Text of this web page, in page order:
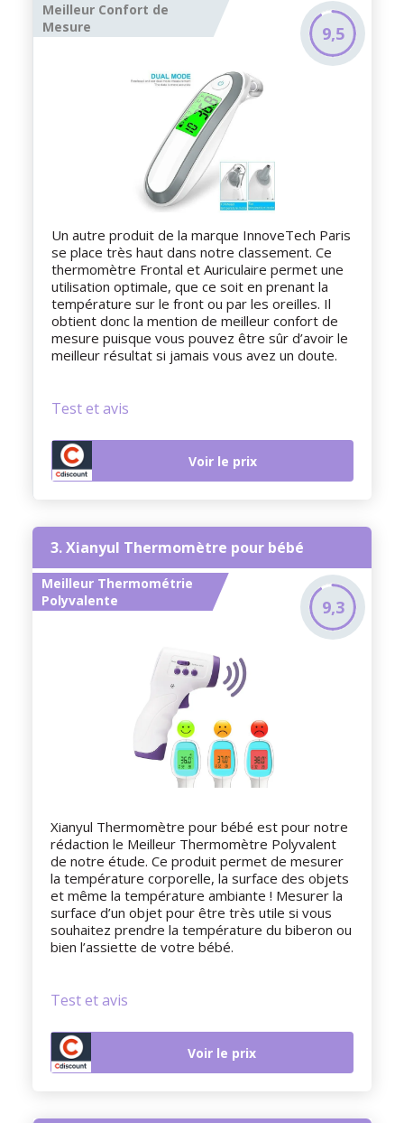
Meilleur Confort de
Mesure
9,5
Un autre produit de la marque InnoveTech Paris
se place très haut dans notre classement. Ce
thermomètre Frontal et Auriculaire permet une
utilisation optimale, que ce soit en prenant la
température sur le front ou par les oreilles. Il
obtient donc la mention de meilleur confort de
mesure puisque vous pouvez être sûr d’avoir le
meilleur résultat si jamais vous avez un doute.
Test et avis
Voir le prix
3. Xianyul Thermomètre pour bébé
Meilleur Thermométrie
Polyvalente
9,3
Xianyul Thermomètre pour bébé est pour notre
rédaction le Meilleur Thermomètre Polyvalent
de notre étude. Ce produit permet de mesurer
la température corporelle, la surface des objets
et même la température ambiante ! Mesurer la
surface d’un objet pour être très utile si vous
souhaitez prendre la température du biberon ou
bien l’assiette de votre bébé.
Test et avis
Voir le prix